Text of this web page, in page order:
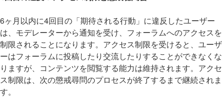
6ヶ月以内に4回目の「期待される行動」に違反したユーザー
は、モデレーターから通知を受け、フォーラムへのアクセスを
制限されることになります。アクセス制限を受けると、ユーザ
ーはフォーラムに投稿したり交流したりすることができなくな
りますが、コンテンツを閲覧する能力は維持されます。アクセ
ス制限は、次の懲戒尋問のプロセスが終了するまで継続されま
す。